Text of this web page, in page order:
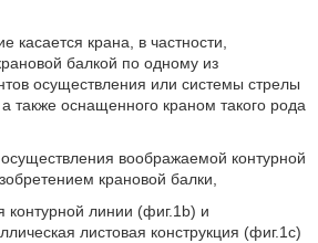
касается крана, в частности,
балкой по одному из
осуществления или системы стрелы
также оснащенного краном такого рода
воображаемой контурной
крановой балки,
контурной линии (фиг.1b) и
листовая конструкция (фиг.1c)